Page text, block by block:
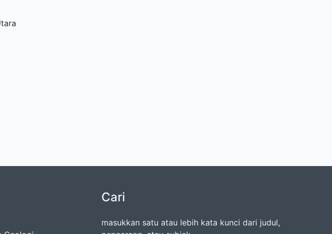
Cari
masukkan satu atau lebih kata kunci dari judul,